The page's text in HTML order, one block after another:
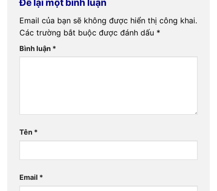
Để lại một bình luận
Email của bạn sẽ không được hiển thị công khai.
Các trường bắt buộc được đánh dấu *
Bình luận *
Tên *
Email *